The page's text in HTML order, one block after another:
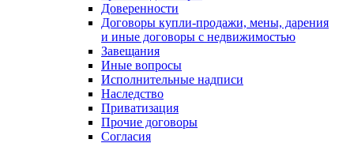
Доверенности
Договоры купли-продажи, мены, дарения
и иные договоры с недвижимостью
Завещания
Иные вопросы
Исполнительные надписи
Наследство
Приватизация
Прочие договоры
Согласия